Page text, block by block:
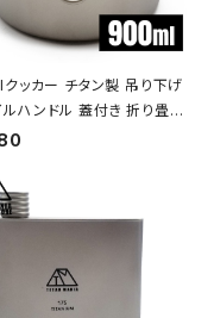
ッカー チタン製 吊り下げ
ハンドル 蓋付き 折り畳み
付き 超軽量 頑丈 直火OK
バーベキュー アウトドア キ
品 収納袋付き